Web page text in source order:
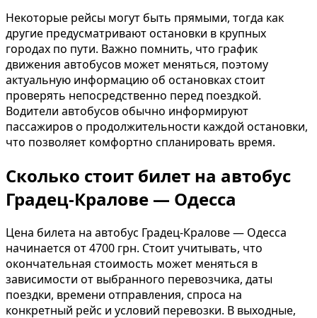
Некоторые рейсы могут быть прямыми, тогда как
другие предусматривают остановки в крупных
городах по пути. Важно помнить, что график
движения автобусов может меняться, поэтому
актуальную информацию об остановках стоит
проверять непосредственно перед поездкой.
Водители автобусов обычно информируют
пассажиров о продолжительности каждой остановки,
что позволяет комфортно спланировать время.
Сколько стоит билет на автобус
Градец-Кралове — Одесса
Цена билета на автобус Градец-Кралове — Одесса
начинается от 4700 грн. Стоит учитывать, что
окончательная стоимость может меняться в
зависимости от выбранного перевозчика, даты
поездки, времени отправления, спроса на
конкретный рейс и условий перевозки. В выходные,